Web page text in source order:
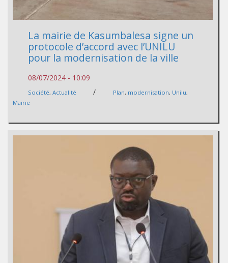
La mairie de Kasumbalesa signe un
protocole d’accord avec l’UNILU
pour la modernisation de la ville
08/07/2024 - 10:09
Société, Actualité / Plan, modernisation, Unilu,
Mairie